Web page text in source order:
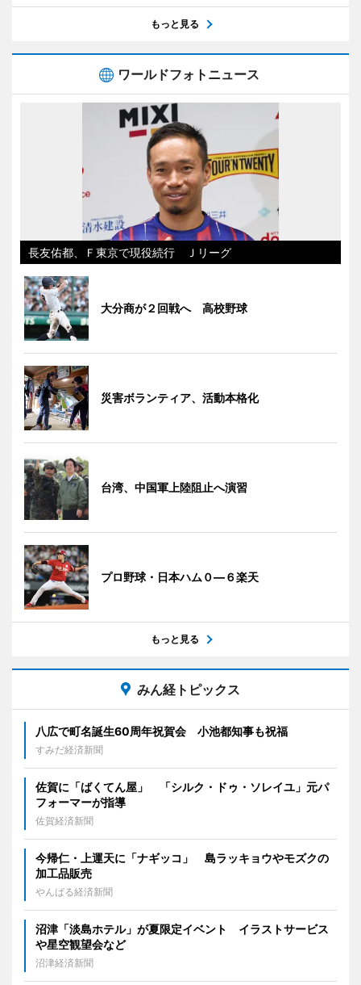
もっと見る
ワールドフォトニュース
長友佑都、Ｆ東京で現役続行 Ｊリーグ
大分商が２回戦へ 高校野球
災害ボランティア、活動本格化
台湾、中国軍上陸阻止へ演習
プロ野球・日本ハム０―６楽天
もっと見る
みん経トピックス
八広で町名誕生60周年祝賀会 小池都知事も祝福
すみだ経済新聞
佐賀に「ばくてん屋」 「シルク・ドゥ・ソレイユ」元パ
フォーマーが指導
佐賀経済新聞
今帰仁・上運天に「ナギッコ」 島ラッキョウやモズクの
加工品販売
やんばる経済新聞
沼津「淡島ホテル」が夏限定イベント イラストサービス
や星空観望会など
沼津経済新聞